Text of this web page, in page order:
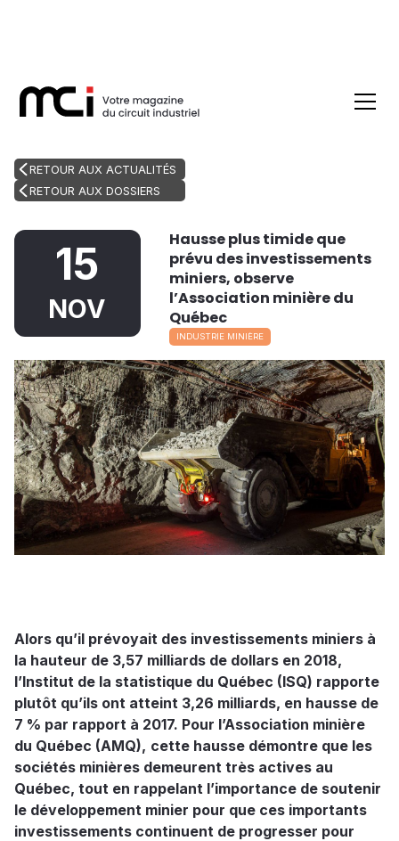
RETOUR AUX ACTUALITÉS
RETOUR AUX DOSSIERS
15
NOV
Hausse plus timide que
prévu des investissements
miniers, observe
l’Association minière du
Québec
INDUSTRIE MINIÈRE
Alors qu’il prévoyait des investissements miniers à
la hauteur de 3,57 milliards de dollars en 2018,
l’Institut de la statistique du Québec (ISQ) rapporte
plutôt qu’ils ont atteint 3,26 milliards, en hausse de
7 % par rapport à 2017. Pour l’Association minière
du Québec (AMQ), cette hausse démontre que les
sociétés minières demeurent très actives au
Québec, tout en rappelant l’importance de soutenir
le développement minier pour que ces importants
investissements continuent de progresser pour